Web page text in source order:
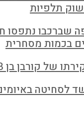
תלפיות
שברכבו נתפסו
בכמות מסחרית
של קורבן בן 48 בחיפה
בחשד לסחיטה